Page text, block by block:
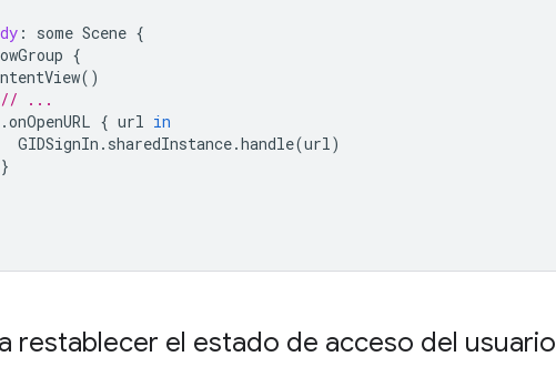
: some Scene {
{
()
// ...
.onOpenURL { url in
GIDSignIn . sharedInstance.handle(url)
}
restablecer el estado de acceso del usuario